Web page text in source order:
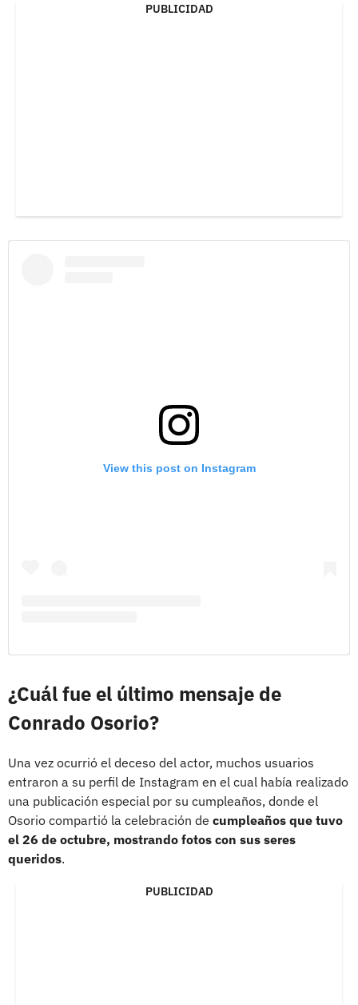
PUBLICIDAD
View this post on Instagram
¿Cuál fue el último mensaje de
Conrado Osorio?
Una vez ocurrió el deceso del actor, muchos usuarios
entraron a su perfil de Instagram en el cual había realizado
una publicación especial por su cumpleaños, donde el
Osorio compartió la celebración de cumpleaños que tuvo
el 26 de octubre, mostrando fotos con sus seres
queridos.
PUBLICIDAD